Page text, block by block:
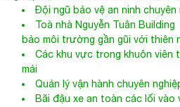
Đội ngũ bảo vệ an ninh
Toà nhà Nguyễn Tuân
bảo môi trường gần gũi với thiên
Các khu vực trong khuôn viên
mái
Quản lý vận hành chuyên
Bãi đậu xe an toàn các lối